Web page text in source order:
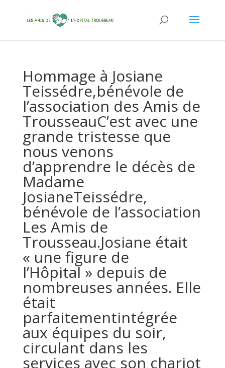
Hommage à Josiane
Teissédre,bénévole de
l’association des Amis de
TrousseauC’est avec une
grande tristesse que
nous venons
d’apprendre le décès de
Madame
JosianeTeissédre,
bénévole de l’association
Les Amis de
Trousseau.Josiane était
« une figure de
l’Hôpital » depuis de
nombreuses années. Elle
était
parfaitementintégrée
aux équipes du soir,
circulant dans les
services avec son chariot